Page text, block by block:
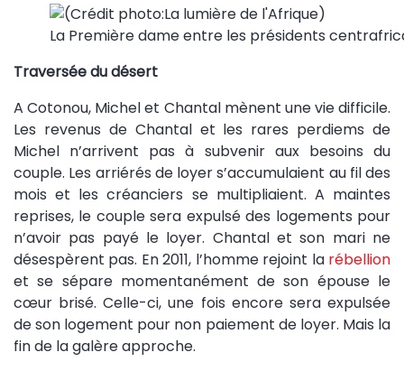
La Première dame entre les présidents
Traversée du désert
A Cotonou, Michel et Chantal mènent une vie difficile.
Les revenus de Chantal et les rares perdiems de
Michel n’arrivent pas à subvenir aux besoins du
couple. Les arriérés de loyer s’accumulaient au fil des
mois et les créanciers se multipliaient. A maintes
reprises, le couple sera expulsé des logements pour
n’avoir pas payé le loyer. Chantal et son mari ne
désespèrent pas. En 2011, l’homme rejoint la rébellion
et se sépare momentanément de son épouse le
cœur brisé. Celle-ci, une fois encore sera expulsée
de son logement pour non paiement de loyer. Mais la
fin de la galère approche.